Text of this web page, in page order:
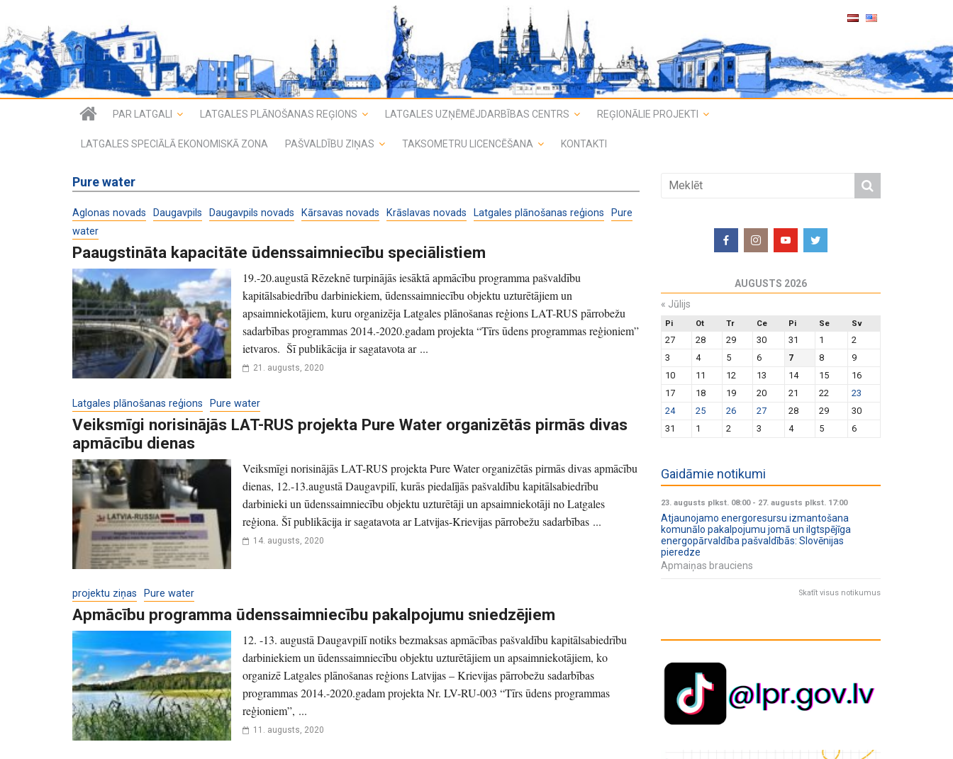
PAR LATGALI LATGALES PLĀNOŠANAS REĢIONS LATGALES UZŅĒMĒJDARBĪBAS CENTRS REĢIONĀLIE PROJEKTI
LATGALES SPECIĀLĀ EKONOMISKĀ ZONA PAŠVALDĪBU ZIŅAS TAKSOMETRU LICENCĒŠANA KONTAKTI
Pure water
Aglonas novads Daugavpils Daugavpils novads Kārsavas novads Krāslavas novads Latgales plānošanas reģions
Pure
water
Paaugstināta kapacitāte ūdenssaimniecību speciālistiem
19.-20.augustā Rēzeknē turpinājās iesāktā apmācību programma pašvaldību
kapitālsabiedrību darbiniekiem, ūdenssaimniecību objektu uzturētājiem un
apsaimniekotājiem, kuru organizēja Latgales plānošanas reģions LAT-RUS pārrobežu
sadarbības programmas 2014.-2020.gadam projekta “Tīrs ūdens programmas reģioniem”
ietvaros. Šī publikācija ir sagatavota ar ...
21. augusts, 2020
Latgales plānošanas reģions Pure water
Veiksmīgi norisinājās LAT-RUS projekta Pure Water organizētās pirmās divas
apmācību dienas
Veiksmīgi norisinājās LAT-RUS projekta Pure Water organizētās pirmās divas apmācību
dienas, 12.-13.augustā Daugavpilī, kurās piedalījās pašvaldību kapitālsabiedrību
darbinieki un ūdenssaimniecību objektu uzturētāji un apsaimniekotāji no Latgales
reģiona. Šī publikācija ir sagatavota ar Latvijas-Krievijas pārrobežu sadarbības ...
14. augusts, 2020
projektu ziņas Pure water
Apmācību programma ūdenssaimniecību pakalpojumu sniedzējiem
12. -13. augustā Daugavpilī notiks bezmaksas apmācības pašvaldību kapitālsabiedrību
darbiniekiem un ūdenssaimniecību objektu uzturētājiem un apsaimniekotājiem, ko
organizē Latgales plānošanas reģions Latvijas – Krievijas pārrobežu sadarbības
programmas 2014.-2020.gadam projekta Nr. LV-RU-003 “Tīrs ūdens programmas
reģioniem”, ...
11. augusts, 2020
AUGUSTS 2026
« Jūlijs
Pi Ot Tr Ce Pi Se Sv
27 28 29 30 31 1
2
3
4 5 6 7 8
9
10
11 12 13 14 15
16
17
18 19 20 21 22
23
24
25 26 27 28 29
30
31
1 2 3 4 5 6
Gaidāmie notikumi
23. augusts plkst. 08:00- 27. augusts plkst. 17:00
Atjaunojamo energoresursu izmantošana
komunālo pakalpojumu jomā un ilgtspējīga
energopārvaldība pašvaldībās: Slovēnijas
pieredze
Apmaiņas brauciens
Skatīt visus notikumus